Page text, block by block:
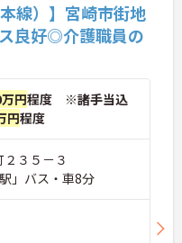
線）】宮崎市街地
良好◎介護職員の
円程度 ※諸手当込
円程度
３５－３
」バス・車8分